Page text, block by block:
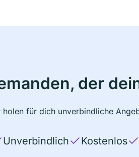
der
für dich unverbindliche
Unverbindlich Kostenlos